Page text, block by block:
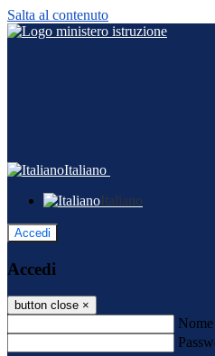
Salta al contenuto
Italiano
Italiano
Accedi
Accedi
button close ×